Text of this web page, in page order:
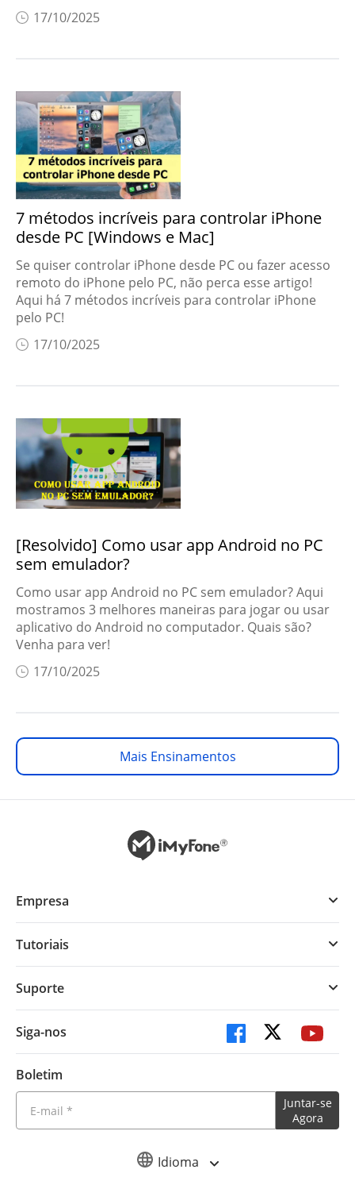
17/10/2025
7 métodos incríveis para controlar iPhone
desde PC [Windows e Mac]
Se quiser controlar iPhone desde PC ou fazer acesso
remoto do iPhone pelo PC, não perca esse artigo!
Aqui há 7 métodos incríveis para controlar iPhone
pelo PC!
17/10/2025
[Resolvido] Como usar app Android no PC
sem emulador?
Como usar app Android no PC sem emulador? Aqui
mostramos 3 melhores maneiras para jogar ou usar
aplicativo do Android no computador. Quais são?
Venha para ver!
17/10/2025
Mais Ensinamentos
Idioma
Empresa
Tutoriais
Suporte
Siga-nos
Boletim
Juntar-se
Agora